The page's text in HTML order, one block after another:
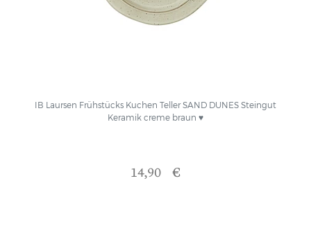
IB Laursen Frühstücks Kuchen Teller SAND DUNES Steingut
Keramik creme braun ♥
14,90 €